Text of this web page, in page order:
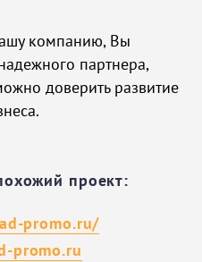
компанию, Вы
партнера,
доверить развитие
проект:
promo.ru/
promo.ru